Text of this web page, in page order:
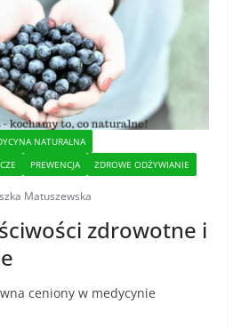
NATURALNA
PREWENCJA ZDROWE ODŻYWIANIE
Matuszewska
zdrowotne i
ceniony w medycynie